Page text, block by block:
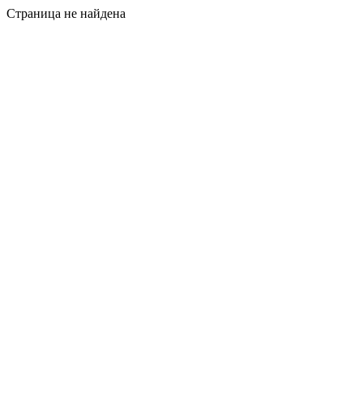
Страница не найдена